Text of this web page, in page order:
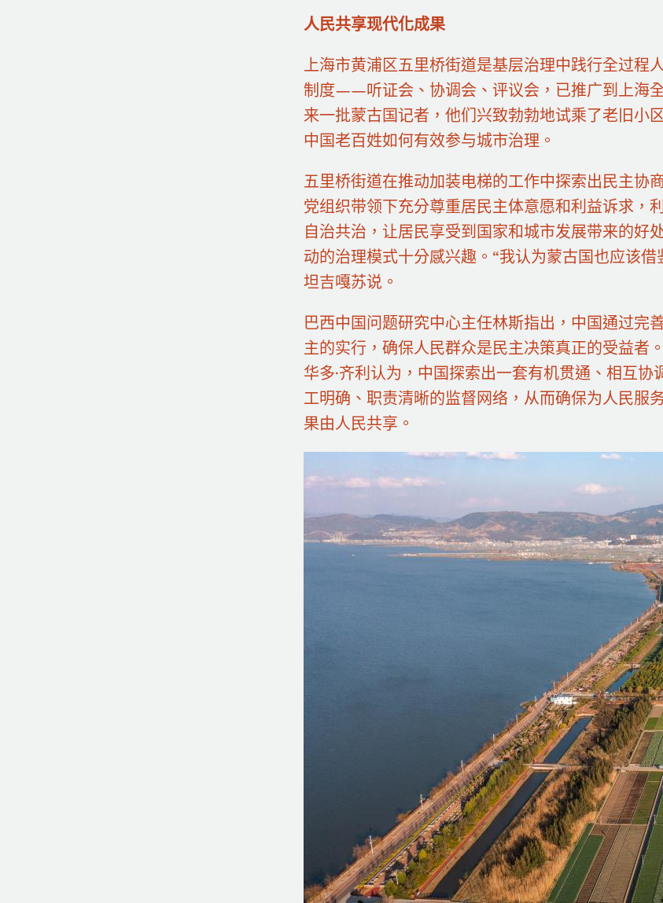
人民共享现代化成果
上海市黄浦区五里桥街道是基层治理中践行全过程
制度——听证会、协调会、评议会，已推广到上海
来一批蒙古国记者，他们兴致勃勃地试乘了老旧小
中国老百姓如何有效参与城市治理。
五里桥街道在推动加装电梯的工作中探索出民主协
党组织带领下充分尊重居民主体意愿和利益诉求，
自治共治，让居民享受到国家和城市发展带来的好
动的治理模式十分感兴趣。“我认为蒙古国也应该
坦吉嘎苏说。
巴西中国问题研究中心主任林斯指出，中国通过完
主的实行，确保人民群众是民主决策真正的受益者
华多·齐利认为，中国探索出一套有机贯通、相互
工明确、职责清晰的监督网络，从而确保为人民服
果由人民共享。